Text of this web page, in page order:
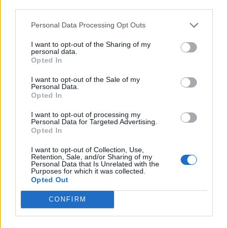
Personal Data Processing Opt Outs
I want to opt-out of the Sharing of my
personal data.
Opted In
I want to opt-out of the Sale of my
Personal Data.
Opted In
I want to opt-out of processing my
Personal Data for Targeted Advertising.
Opted In
I want to opt-out of Collection, Use,
Retention, Sale, and/or Sharing of my
Personal Data that Is Unrelated with the
Purposes for which it was collected.
Opted Out
CONFIRM
Men det var nära att det aldrig blev något bryggeri